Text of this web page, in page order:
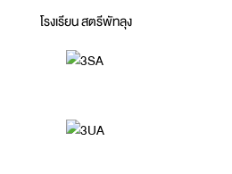
โรงเรียน สตรีพัทลุง